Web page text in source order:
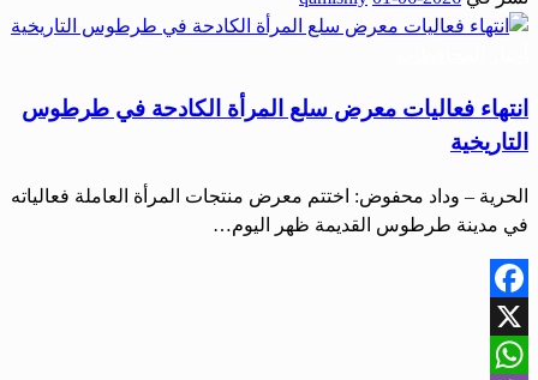
انتهاء فعاليات معرض سلع المرأة الكادحة في طرطوس
التاريخية
الحرية – وداد محفوض: اختتم معرض منتجات المرأة العاملة فعالياته
في مدينة طرطوس القديمة ظهر اليوم…
Facebook
X